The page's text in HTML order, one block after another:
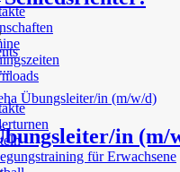
für Erwachsene
in (m/